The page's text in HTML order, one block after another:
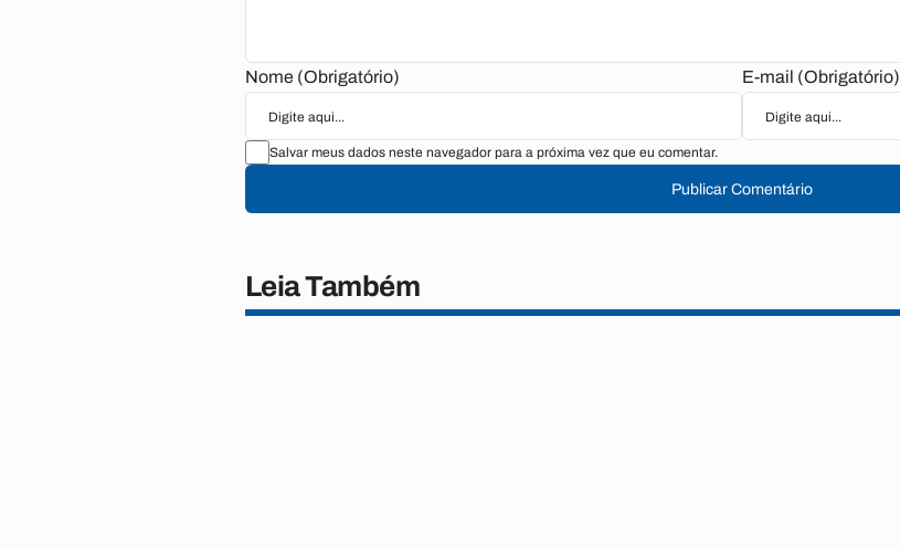
Nome (Obrigatório) E-mail (Obrigatório)
Salvar meus dados neste navegador para a próxima vez que eu comentar.
Publicar Comentário
Leia Também